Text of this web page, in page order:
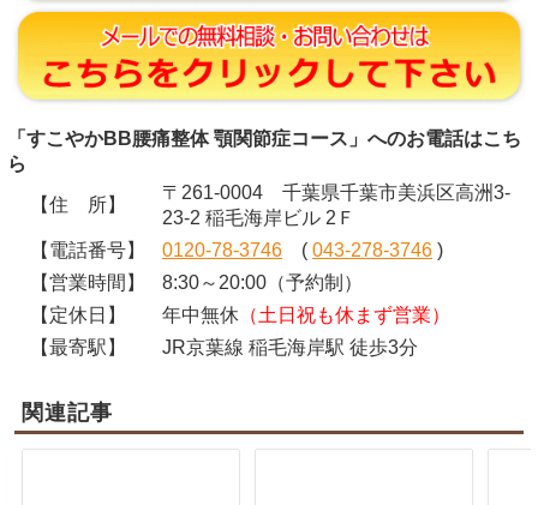
「すこやかBB腰痛整体 顎関節症コース」へのお電話はこち
ら
【住 所】
〒261-0004 千葉県千葉市美浜区高洲3-
23-2 稲毛海岸ビル 2Ｆ
【電話番号】
0120-78-3746 ( 043-278-3746 )
【営業時間】
8:30～20:00（予約制）
【定休日】
年中無休 （土日祝も休まず営業）
【最寄駅】
JR京葉線 稲毛海岸駅 徒歩3分
関連記事